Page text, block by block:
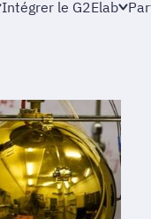
Intégrer le G2Elab